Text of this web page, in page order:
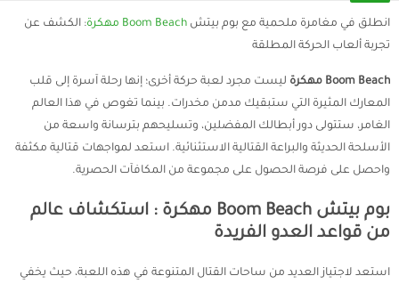
انطلق في مغامرة ملحمية مع بوم بيتش Boom Beach مهكرة
: الكشف عن
تجربة ألعاب الحركة المطلقة
Boom Beach مهكرة
ليست مجرد لعبة حركة أخرى؛ إنها رحلة آسرة إلى قلب
المعارك المثيرة التي ستبقيك مدمن مخدرات. بينما تغوص في هذا العالم
الغامر، ستتولى دور أبطالك المفضلين، وتسليحهم بترسانة واسعة من
الأسلحة الحديثة والبراعة القتالية الاستثنائية. استعد لمواجهات قتالية مكثفة
واحصل على فرصة الحصول على مجموعة من المكافآت الحصرية.
بوم بيتش Boom Beach مهكرة : استكشاف عالم
من قواعد العدو الفريدة
استعد لاجتياز العديد من ساحات القتال المتنوعة في هذه اللعبة، حيث يخفي